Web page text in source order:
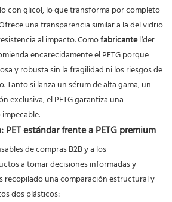
con glicol, lo que transforma por completo
una transparencia similar a la del vidrio
al impacto. Comofabricantelíder
encarecidamente el PETG porque
y robusta sin la fragilidad ni los riesgos de
Tanto si lanza un sérum de alta gama, un
exclusiva, el PETG garantiza una
estándar frente a PETG premium
de compras B2B y a los
a tomar decisiones informadas y
recopilado una comparación estructural y
dos plásticos: